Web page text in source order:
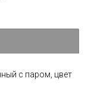
с паром, цвет